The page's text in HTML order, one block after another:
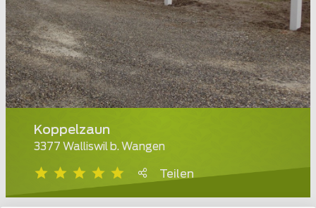
Koppelzaun
3377 Walliswil b. Wangen
Teilen